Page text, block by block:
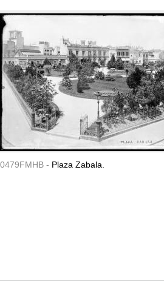
0479FMHB - Plaza Zabala.